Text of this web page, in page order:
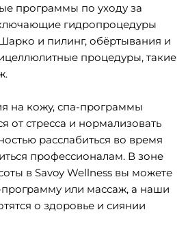
программы по уходу за
гидропроцедуры
и пилинг, обёртывания и
процедуры, такие
на кожу, спа-программы
от стресса и нормализовать
расслабиться во время
профессионалам. В зоне
в Savoy Wellness вы можете
или массаж, а наши
о здоровье и сиянии